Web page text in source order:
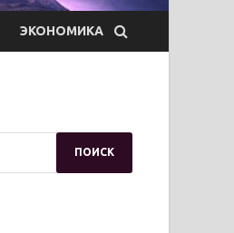
ЭКОНОМИКА